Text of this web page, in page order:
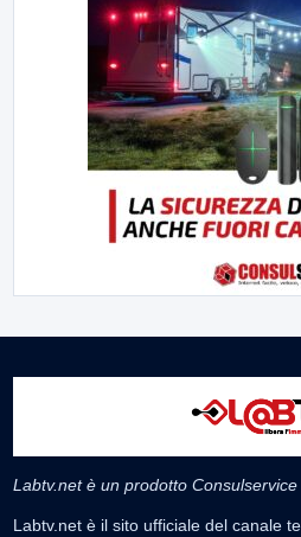
Labtv.net è un prodotto Consulservice
Labtv.net è il sito ufficiale del canale